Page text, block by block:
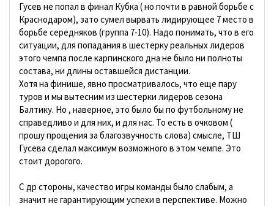
Гусев не попал в финал Кубка ( но почти в равной борьбе с
Краснодаром), зато сумел вырвать лидирующее 7 место в
борьбе середняков (группа 7-10). Надо понимать, что в его
ситуации, для попадания в шестерку реальных лидеров
этого чемпа после карпинского дна не было ни полноты
состава, ни длины оставшейся дистанции.
Хотя на финише, явно просматривалось, что еще пару
туров и мы вытесним из шестерки лидеров сезона
Балтику. Но , наверное, это было бы по футбольному не
справедливо и для них, и для нас. То есть в очковом (
прошу прощения за благозвучность слова) смысле, ТШ
Гусева сделал максимум возможного в этом чемпе. Это
стоит дорогого.
С др стороны, качество игры команды было слабым, а
значит не гарантирующим успехи в перспективе. Можно